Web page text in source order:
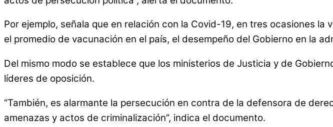
Por ejemplo, señala que en relación con la Covid-19, en tres ocasiones
el promedio de vacunación en el país, el desempeño del Gobierno en la
Del mismo modo se establece que los ministerios de Justicia y de
líderes de oposición.
“También, es alarmante la persecución en contra de la defensora de
amenazas y actos de criminalización”, indica el documento.